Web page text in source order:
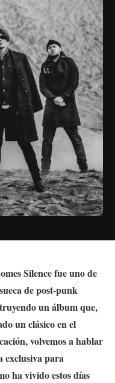
Silence fue uno de
de post-punk
un álbum que,
un clásico en el
volvemos a hablar
exclusiva para
ha vivido estos días